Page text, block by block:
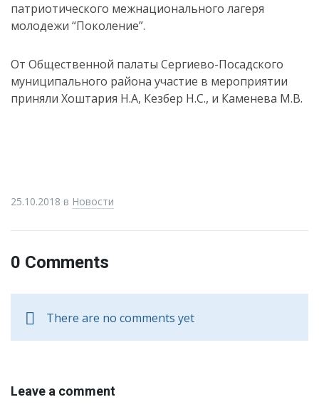
патриотического межнационального лагеря
молодежи “Поколение”.
От Общественной палаты Сергиево-Посадского
муниципального района участие в мероприятии
приняли Хоштария Н.А, Кезбер Н.С., и Каменева М.В.
25.10.2018 в Новости
0 Comments
There are no comments yet
Leave a comment